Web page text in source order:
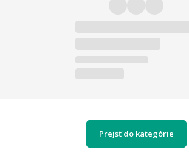
Prejsť do kategórie